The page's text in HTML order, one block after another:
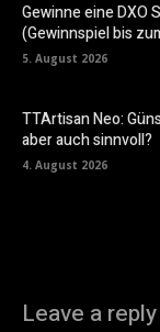
Gewinne eine DXO
(Gewinnspiel bis
5. August 2026
TTArtisan Neo:
aber auch sinnvoll?
4. August 2026
Leave a reply